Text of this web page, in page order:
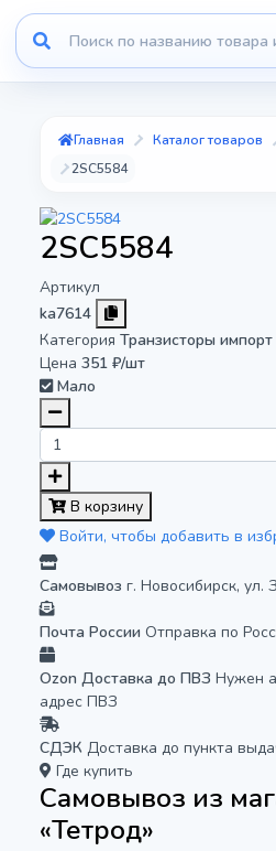
Главная Каталог товаров
2SC5584
2SC5584
Артикул
ka7614
Категория Транзисторы импорт
Цена 351 ₽/шт
Мало
В корзину
Войти, чтобы добавить в
Самовывоз г. Новосибирск, ул.
Почта России Отправка по
Ozon Доставка до ПВЗ Нужен
адрес ПВЗ
СДЭК Доставка до пункта
Где купить
Самовывоз из
«Тетрод»